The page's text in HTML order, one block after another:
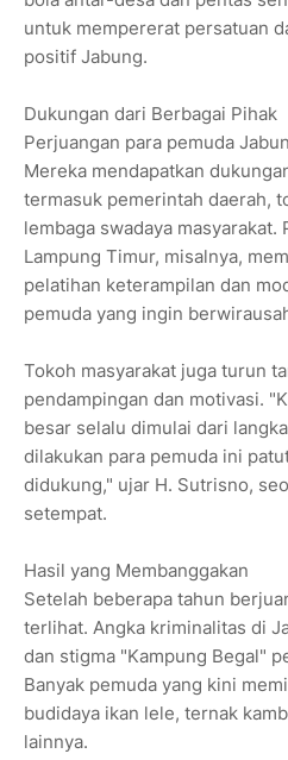
untuk mempererat persatuan
positif Jabung.
Dukungan dari Berbagai Pihak
Perjuangan para pemuda
Mereka mendapatkan
termasuk pemerintah daerah,
lembaga swadaya masyarakat.
Lampung Timur, misalnya,
pelatihan keterampilan dan
pemuda yang ingin
Tokoh masyarakat juga turun
pendampingan dan motivasi.
besar selalu dimulai dari
dilakukan para pemuda ini
didukung," ujar H. Sutrisno,
setempat.
Hasil yang Membanggakan
Setelah beberapa tahun
terlihat. Angka kriminalitas di
dan stigma "Kampung Begal"
Banyak pemuda yang kini
budidaya ikan lele, ternak
lainnya.